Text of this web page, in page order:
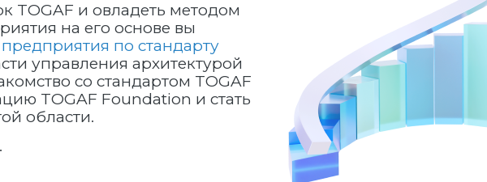
TOGAF и овладеть методом
на его основе вы
по стандарту
управления архитектурой
со стандартом TOGAF
TOGAF Foundation и стать
области.